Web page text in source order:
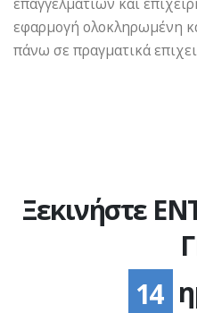
εφαρμογή ολοκληρωμένη
πάνω σε πραγματικά
Ξεκινήστε
14